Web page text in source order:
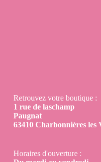
Retrouvez votre boutique :
1 rue de laschamp
Paugnat
63410 Charbonnières les
Horaires d'ouverture :